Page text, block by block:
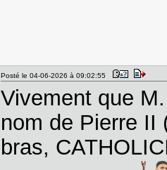
Posté le 04-06-2026 à 09:02:55
Vivement que
nom de Pierre II
bras,